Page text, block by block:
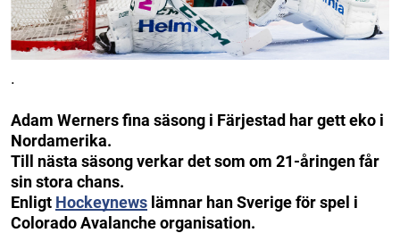
.
Adam Werners fina säsong i Färjestad har gett eko i
Nordamerika.
Till nästa säsong verkar det som om 21-åringen får
sin stora chans.
Enligt Hockeynews lämnar han Sverige för spel i
Colorado Avalanche organisation.